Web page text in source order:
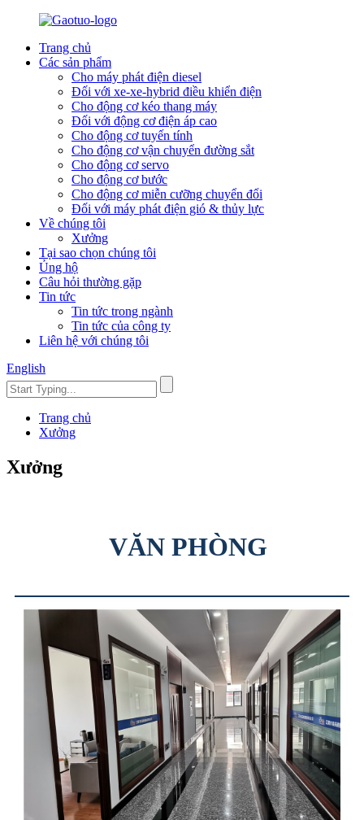
Trang chủ
Các sản phẩm
Cho máy phát điện diesel
Đối với xe-xe-hybrid điều khiển điện
Cho động cơ kéo thang máy
Đối với động cơ điện áp cao
Cho động cơ tuyến tính
Cho động cơ vận chuyển đường sắt
Cho động cơ servo
Cho động cơ bước
Cho động cơ miễn cưỡng chuyển đổi
Đối với máy phát điện gió & thủy lực
Về chúng tôi
Xưởng
Tại sao chọn chúng tôi
Ủng hộ
Câu hỏi thường gặp
Tin tức
Tin tức trong ngành
Tin tức của công ty
Liên hệ với chúng tôi
English
Trang chủ
Xưởng
Xưởng
VĂN PHÒNG